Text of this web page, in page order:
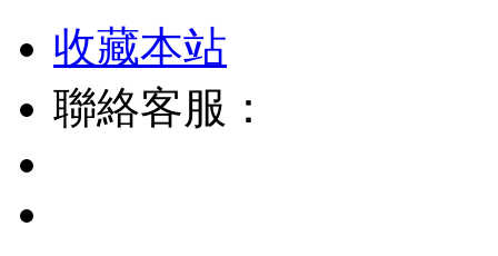
收藏本站
聯絡客服：